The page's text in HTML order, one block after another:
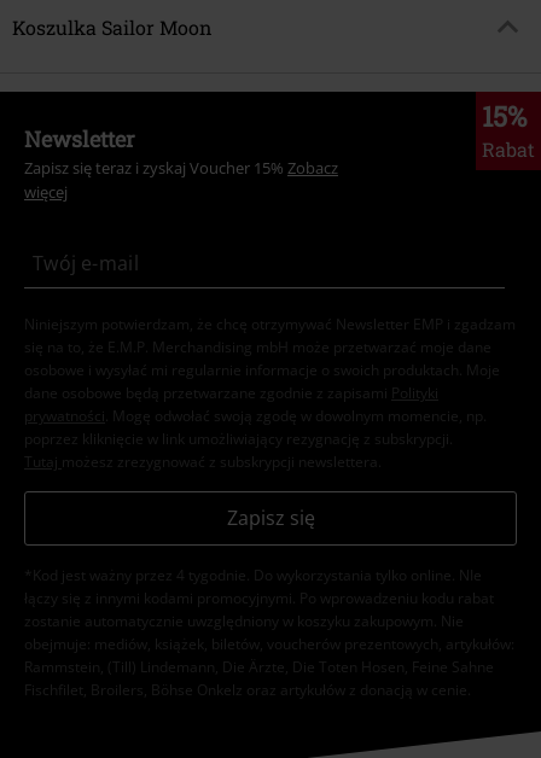
Koszulka Sailor Moon
15%
Rabat
Newsletter
Zapisz się teraz i zyskaj Voucher 15% Zobacz
więcej
Niniejszym potwierdzam, że chcę otrzymywać Newsletter EMP i zgadzam
się na to, że E.M.P. Merchandising mbH może przetwarzać moje dane
osobowe i wysyłać mi regularnie informacje o swoich produktach. Moje
dane osobowe będą przetwarzane zgodnie z zapisami
Polityki
prywatności . Mogę odwołać swoją zgodę w dowolnym momencie, np.
poprzez kliknięcie w link umożliwiający rezygnację z subskrypcji.
Tutaj możesz zrezygnować z subskrypcji newslettera.
Zapisz się
*Kod jest ważny przez 4 tygodnie. Do wykorzystania tylko online. NIe
łączy się z innymi kodami promocyjnymi. Po wprowadzeniu kodu rabat
zostanie automatycznie uwzględniony w koszyku zakupowym. Nie
obejmuje: mediów, książek, biletów, voucherów prezentowych, artykułów:
Rammstein, (Till) Lindemann, Die Ärzte, Die Toten Hosen, Feine Sahne
Fischfilet, Broilers, Böhse Onkelz oraz artykułów z donacją w cenie.